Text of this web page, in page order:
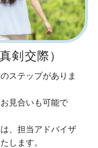
剣交際）
ステップがありま
見合いも可能で
、担当アドバイザ
します。